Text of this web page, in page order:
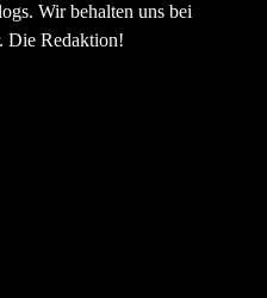
Wir behalten uns bei
Die Redaktion!